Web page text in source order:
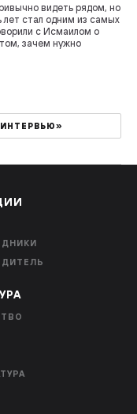
видеть рядом, но
стал одним из самых
с Исмаилом о
зачем нужно